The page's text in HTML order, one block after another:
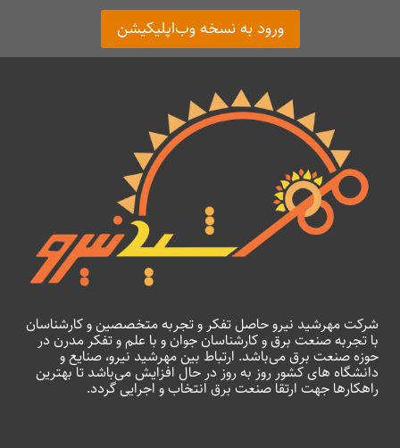
ورود به نسخه وب‌اپلیکیشن
شرکت مهرشید نیرو حاصل تفکر و تجربه متخصصین و کارشناسان
با تجربه صنعت برق و کارشناسان جوان و با علم و تفکر مدرن در
حوزه صنعت برق می‌باشد. ارتباط بین مهرشید نیرو، صنایع و
دانشگاه های کشور روز به روز در حال افزایش می‌باشد تا بهترین
راهکارها جهت ارتقا صنعت برق انتخاب و اجرایی گردد.